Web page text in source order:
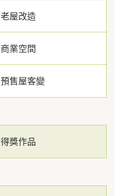
老屋改造
商業空間
預售屋客變
得獎作品